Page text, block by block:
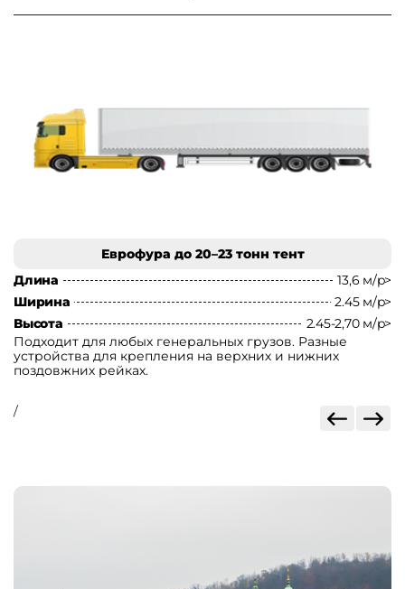
Еврофура до 20–23 тонн тент
Длина
13,6 м/p>
Ширина
2.45 м/p>
Высота
2.45-2,70 м/p>
Подходит для любых генеральных грузов. Разные
устройства для крепления на верхних и нижних
поздовжних рейках.
/